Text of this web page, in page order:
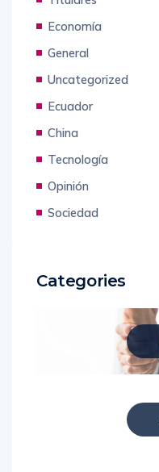
Economía
General
Uncategorized
Ecuador
China
Tecnología
Opinión
Sociedad
Categories